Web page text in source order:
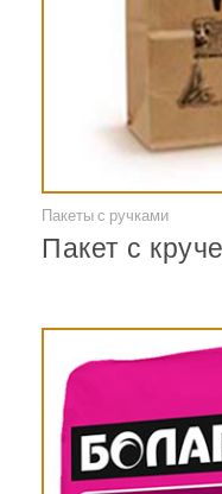
Пакеты с ручками
Пакет с